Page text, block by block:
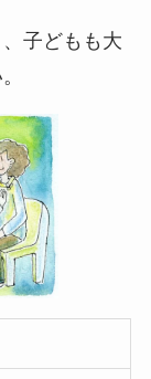
子どもも大